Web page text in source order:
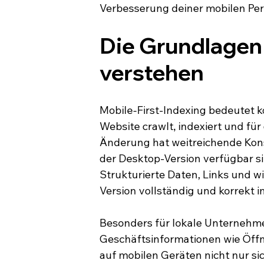
Verbesserung deiner mobilen
Die
verstehen
Mobile-First-Indexing bedeutet
Website crawlt, indexiert und
Änderung hat weitreichende
der Desktop-Version verfügbar
Strukturierte Daten, Links und
Version vollständig und korrekt
Besonders für lokale
Geschäftsinformationen wie
auf mobilen Geräten nicht nur